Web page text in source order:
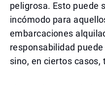
peligrosa. Esto puede
incómodo para
embarcaciones
responsabilidad
sino, en ciertos casos,